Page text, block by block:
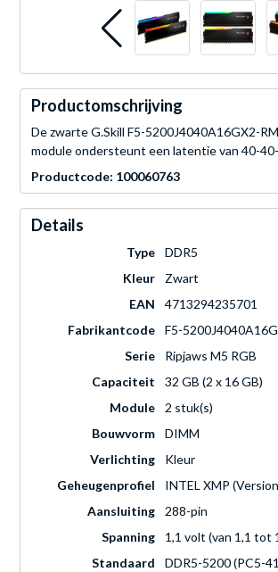
Productomschrijving
De zwarte G.Skill F5-5200J4040A16GX2-
module ondersteunt een latentie van 40-
Productcode: 100060763
Details
Type
DDR5
Kleur
Zwart
EAN
4713294235701
Fabrikantcode
F5-
Serie
Ripjaws M5 RGB
Capaciteit
32 GB (2 x 16 GB)
Module
2 stuk(s)
Bouwvorm
DIMM
Verlichting
Kleur
Geheugenprofiel
INTEL XMP
Aansluiting
288-pin
Spanning
1,1 volt (van 1,1 tot
Standaard
DDR5-5200 (PC5-